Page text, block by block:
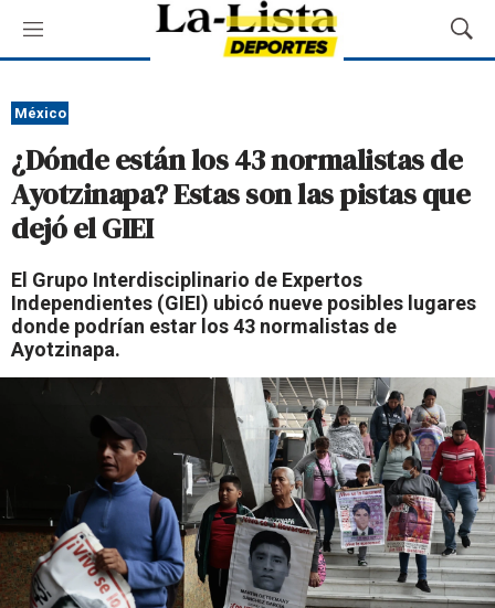
M
e
ú
M
o
a
B
u
e
México
¿Dónde están los 43 normalistas de
Ayotzinapa? Estas son las pistas que
dejó el GIEI
El Grupo Interdisciplinario de Expertos
Independientes (GIEI) ubicó nueve posibles lugares
donde podrían estar los 43 normalistas de
Ayotzinapa.